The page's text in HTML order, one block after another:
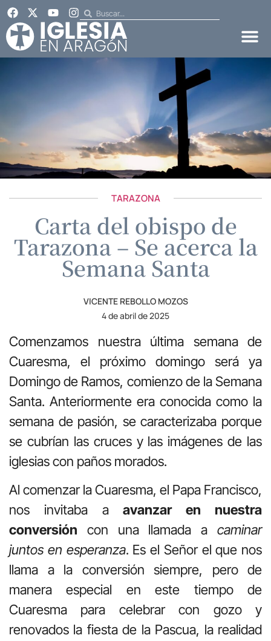
TARAZONA
Carta del obispo de
Tarazona – Se acerca la
Semana Santa
VICENTE REBOLLO MOZOS
4 de abril de 2025
Comenzamos nuestra última semana de
Cuaresma, el próximo domingo será ya
Domingo de Ramos, comienzo de la Semana
Santa. Anteriormente era conocida como la
semana de pasión, se caracterizaba porque
se cubrían las cruces y las imágenes de las
iglesias con paños morados.
Al comenzar la Cuaresma, el Papa Francisco,
nos invitaba aavanzar en nuestra
conversión con una llamada a caminar
juntos en esperanza. Es el Señor el que nos
llama a la conversión siempre, pero de
manera especial en este tiempo de
Cuaresma para celebrar con gozo y
renovados la fiesta de la Pascua, la realidad